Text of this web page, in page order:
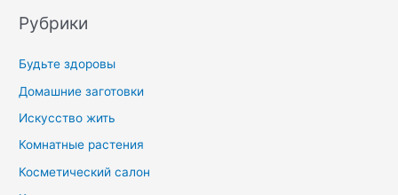
Рубрики
Будьте здоровы
Домашние заготовки
Искусство жить
Комнатные растения
Косметический салон